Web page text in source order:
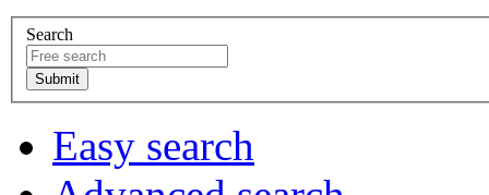
Search
Easy search